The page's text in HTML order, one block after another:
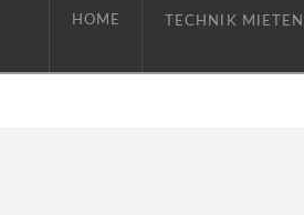
HOME TECHNIK MIETEN